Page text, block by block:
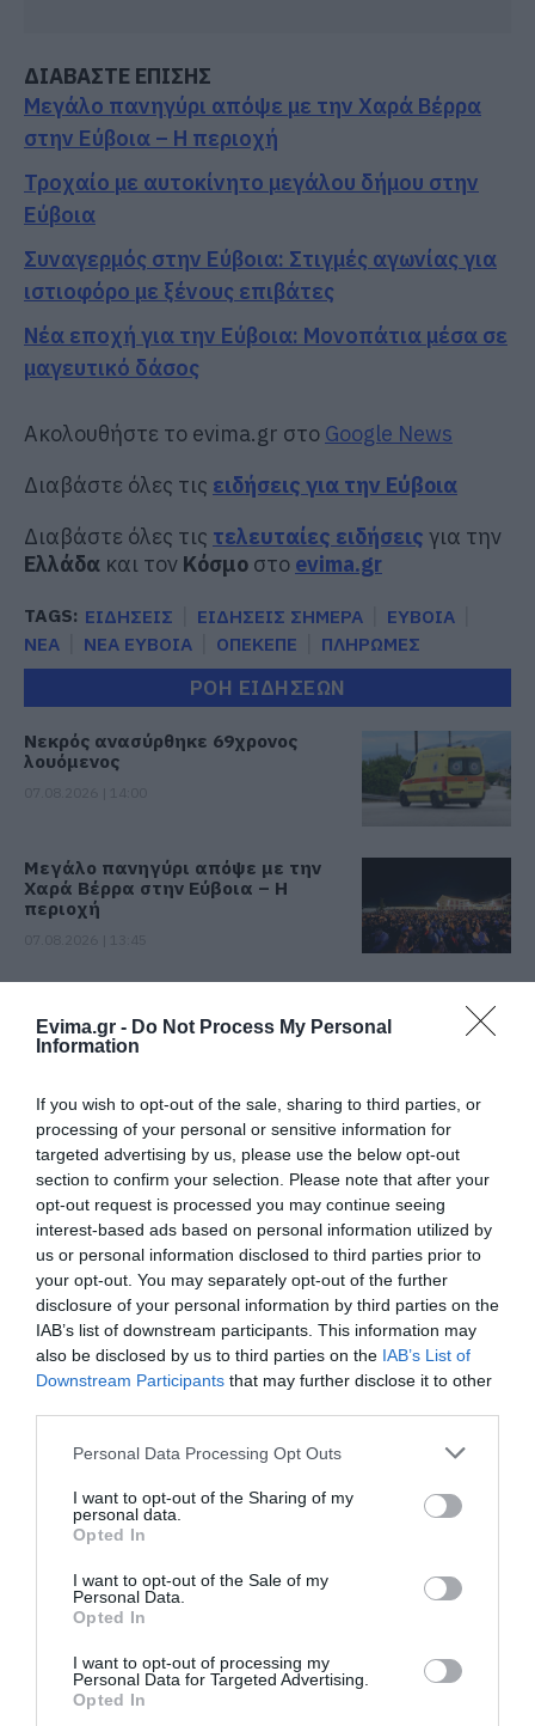
Evima.gr - Do Not Process My Personal
Information
If you wish to opt-out of the sale, sharing to third parties, or
processing of your personal or sensitive information for
targeted advertising by us, please use the below opt-out
section to confirm your selection. Please note that after your
opt-out request is processed you may continue seeing
interest-based ads based on personal information utilized by
us or personal information disclosed to third parties prior to
your opt-out. You may separately opt-out of the further
disclosure of your personal information by third parties on the
IAB’s list of downstream participants. This information may
also be disclosed by us to third parties on the IAB’s List of
Downstream Participants that may further disclose it to other
Please note that this website/app uses one or more Google
not limited to your visit or usage behaviour. You may click to
grant or deny consent to Google and its third-party tags to
use your data for below specified purposes in below Google
consent section.
Personal Data Processing Opt Outs
I want to opt-out of the Sharing of my
personal data.
Opted In
I want to opt-out of the Sale of my
Personal Data.
Opted In
I want to opt-out of processing my
Personal Data for Targeted Advertising.
Opted In
ΔΙΑΒΑΣΤΕ ΕΠΙΣΗΣ
Μεγάλο πανηγύρι απόψε με την Χαρά Βέρρα
στην Εύβοια – Η περιοχή
Τροχαίο με αυτοκίνητο μεγάλου δήμου στην
Εύβοια
Συναγερμός στην Εύβοια: Στιγμές αγωνίας για
ιστιοφόρο με ξένους επιβάτες
Νέα εποχή για την Εύβοια: Μονοπάτια μέσα σε
μαγευτικό δάσος
Ακολουθήστε το evima.gr στο Google News
Διαβάστε όλες τις ειδήσεις για την Εύβοια
Διαβάστε όλες τις τελευταίες ειδήσεις για την
Ελλάδα και τον Κόσμο στο evima.gr
TAGS: ΕΙΔΗΣΕΙΣ ΕΙΔΗΣΕΙΣ ΣΗΜΕΡΑ
ΕΥΒΟΙΑ
ΝΕΑ
ΝΕΑ ΕΥΒΟΙΑ ΟΠΕΚΕΠΕ ΠΛΗΡΩΜΕΣ
ΡΟΗ ΕΙΔΗΣΕΩΝ
Νεκρός ανασύρθηκε 69χρονος
λουόμενος
Μεγάλο πανηγύρι απόψε με την
Χαρά Βέρρα στην Εύβοια – Η
περιοχή
για το χωράφι του
07.08.2026 | 13:30
Το evima.gr Αποκαλύπτει: Τρία
πυροσβεστικά οχήματα έφτασαν
στην Εύβοια! Που θα δοθούν
Συντάξεις: Ποιοι θα πάρουν
αύξηση το 2027 – Τα ποσά
07.08.2026 | 13:00
Σκύρος: Στάχτη πάνω από 1.000
στρέμματα στο Νησί – Νέες
εικόνες
07.08.2026 | 12:45
Πώς θα πληρωθούν όσοι
δουλέψουν στις 15 Αυγούστου
Τροχαίο με αυτοκίνητο μεγάλου
07.08.2026 | 12:15
Όλες οι τελευταίες ειδήσεις